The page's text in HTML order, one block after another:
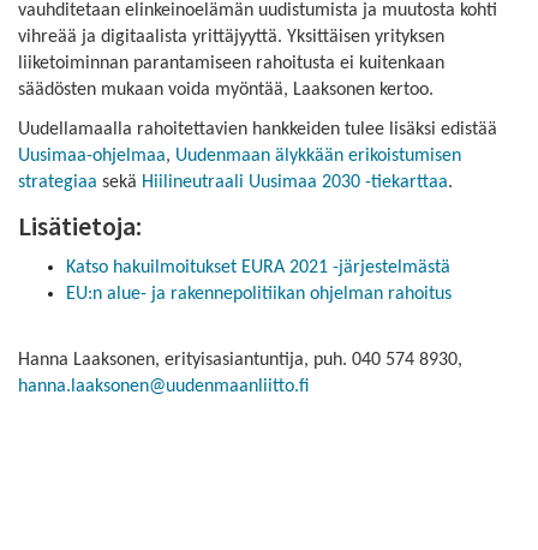
vauhditetaan elinkeinoelämän uudistumista ja muutosta kohti
vihreää ja digitaalista yrittäjyyttä. Yksittäisen yrityksen
liiketoiminnan parantamiseen rahoitusta ei kuitenkaan
säädösten mukaan voida myöntää, Laaksonen kertoo.
Uudellamaalla rahoitettavien hankkeiden tulee lisäksi edistää
Uusimaa-ohjelmaa, Uudenmaan älykkään erikoistumisen
strategiaa sekä Hiilineutraali Uusimaa 2030 -tiekarttaa.
Lisätietoja:
Katso hakuilmoitukset EURA 2021 -järjestelmästä
EU:n alue- ja rakennepolitiikan ohjelman rahoitus
Hanna Laaksonen, erityisasiantuntija, puh. 040 574 8930,
hanna.laaksonen@uudenmaanliitto.fi